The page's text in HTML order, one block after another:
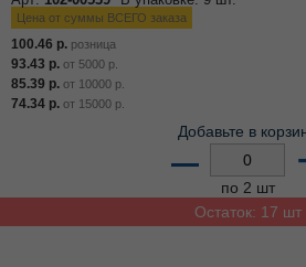
Цена от суммы ВСЕГО заказа
100.46 р. розница
93.43 р. от 5000 р.
85.39 р. от 10000 р.
74.34 р. от 15000 р.
Добавьте в
–
по 2 шт
Остаток: 17 шт